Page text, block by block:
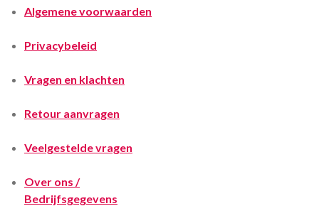
Algemene voorwaarden
Privacybeleid
Vragen en klachten
Retour aanvragen
Veelgestelde vragen
Over ons /
Bedrijfsgegevens